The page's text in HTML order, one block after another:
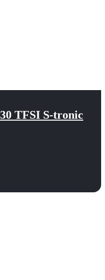
TFSI S-tronic